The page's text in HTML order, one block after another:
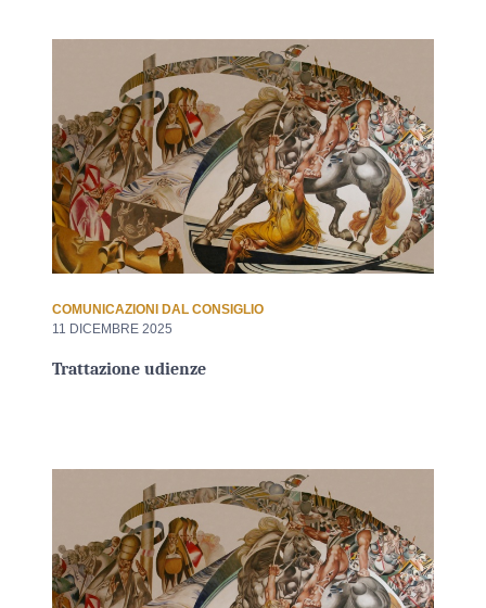
COMUNICAZIONI DAL CONSIGLIO
11 DICEMBRE 2025
Trattazione udienze